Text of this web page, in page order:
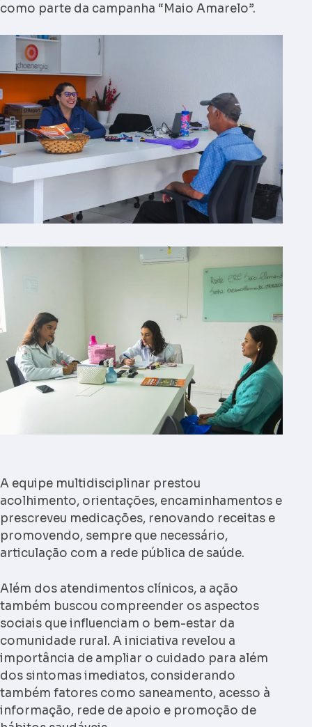
como parte da campanha “Maio Amarelo”.
A equipe multidisciplinar prestou
acolhimento, orientações, encaminhamentos e
prescreveu medicações, renovando receitas e
promovendo, sempre que necessário,
articulação com a rede pública de saúde.
Além dos atendimentos clínicos, a ação
também buscou compreender os aspectos
sociais que influenciam o bem-estar da
comunidade rural. A iniciativa revelou a
importância de ampliar o cuidado para além
dos sintomas imediatos, considerando
também fatores como saneamento, acesso à
informação, rede de apoio e promoção de